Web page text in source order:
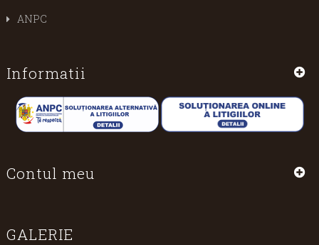
ANPC
Informatii
Contul meu
GALERIE